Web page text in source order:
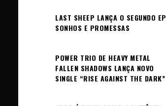
LAST SHEEP LANÇA O SEGUNDO EP
SONHOS E PROMESSAS
POWER TRIO DE HEAVY METAL
FALLEN SHADOWS LANÇA NOVO
SINGLE “RISE AGAINST THE DARK”